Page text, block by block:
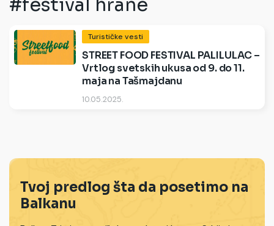
#festival hrane
Turističke vesti
STREET FOOD FESTIVAL PALILULAC –
Vrtlog svetskih ukusa od 9. do 11.
maja na Tašmajdanu
10.05.2025.
Tvoj predlog šta da posetimo na
Balkanu